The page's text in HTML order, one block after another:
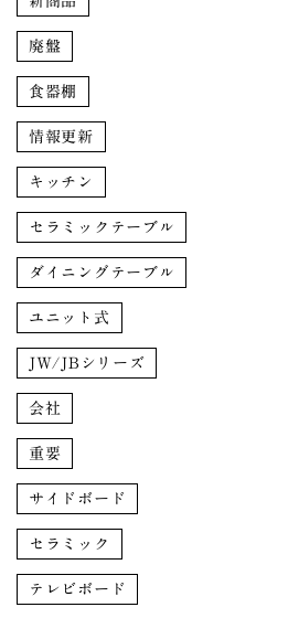
廃盤
食器棚
情報更新
キッチン
セラミックテーブル
ダイニングテーブル
ユニット式
JW/JBシリーズ
会社
重要
サイドボード
セラミック
テレビボード